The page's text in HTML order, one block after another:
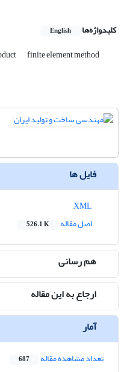
کلیدواژه‌ها English
finite element method
فایل ها
اصل مقاله
526.1 K
هم رسانی
ارجاع به این مقاله
آمار
تعداد مشاهده مقاله 687